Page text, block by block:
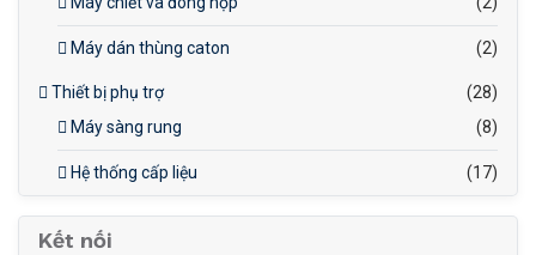
Máy dán thùng caton (2)
Thiết bị phụ trợ
(28)
Máy sàng rung
(8)
Hệ thống cấp liệu (17)
Kết nối